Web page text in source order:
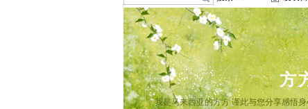
方
我是马来西亚的方方 谨此与您分享感悟